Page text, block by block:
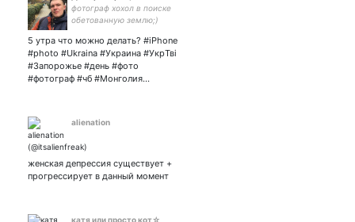
фотограф хохол в поиске
обетованную землю;)
5 утра что можно делать? #iPhone
#photo #Ukraina #Украина #УкрТві
#Запорожье #день #фото
#фотограф #чб #Монголия…
alienation
женская депрессия существует +
прогрессирует в данный момент
катя или просто кот☆